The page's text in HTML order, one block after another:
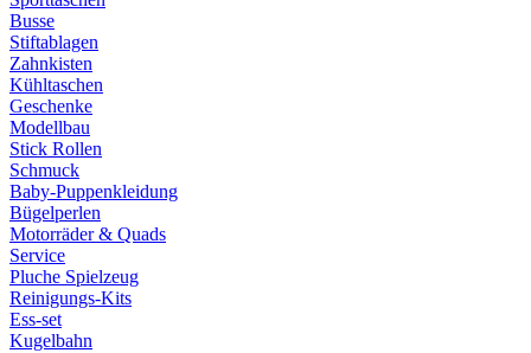
Busse
Stiftablagen
Zahnkisten
Kühltaschen
Geschenke
Modellbau
Stick Rollen
Schmuck
Baby-Puppenkleidung
Bügelperlen
Motorräder & Quads
Service
Pluche Spielzeug
Reinigungs-Kits
Ess-set
Kugelbahn